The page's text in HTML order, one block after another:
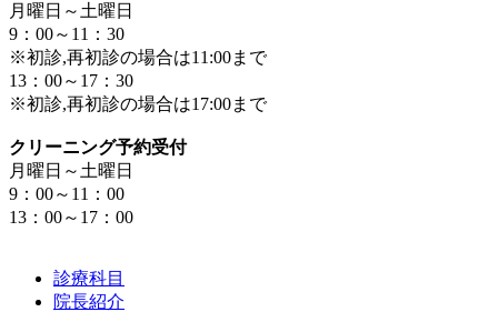
月曜日～土曜日
9：00～11：30
※初診,再初診の場合は11:00まで
13：00～17：30
※初診,再初診の場合は17:00まで
クリーニング予約受付
月曜日～土曜日
9：00～11：00
13：00～17：00
診療科目
院長紹介